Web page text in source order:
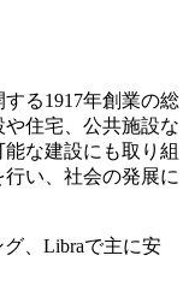
る1917年創業の総
住宅、公共施設な
な建設にも取り組
い、社会の発展に
、Libraで主に安